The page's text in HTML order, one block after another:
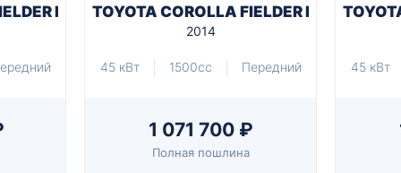
NKE165GTOYOTA COROLLA FIELDER NKE165G
2014
45 кВт 1500cc Передний
1 071 700 ₽
Полная пошлина
45 кВт